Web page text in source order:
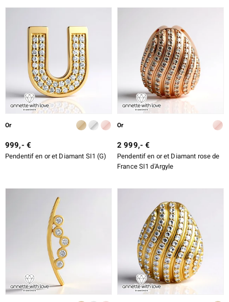
ALLIAGE
TAILLE DE LA PIERRE
TAILLE EXACTE
SERTISSAGE
Or
999,- €
Pendentif en or et Diamant SI1 (G)
Or
2 999,- €
Pendentif en or et Diamant rose de
France SI1 d'Argyle